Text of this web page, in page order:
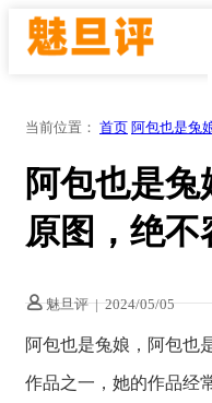
当前位置： 首页 阿包也是兔
阿包也是
原图，绝不
魅旦评 | 2024/05/05
阿包也是兔娘，阿包也
作品之一，她的作品经